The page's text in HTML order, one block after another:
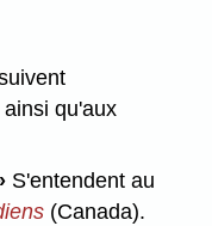
qu'aux
S'entendent au
(Canada).